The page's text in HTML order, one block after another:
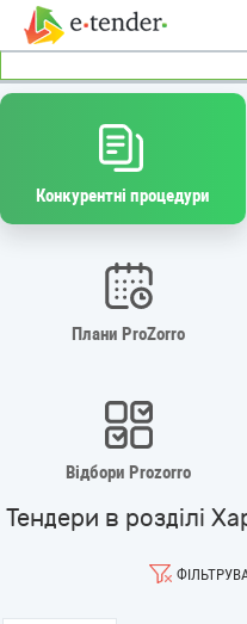
Конкурентні процедури
Плани ProZorro
Відбори Prozorro
Тендери в розділі